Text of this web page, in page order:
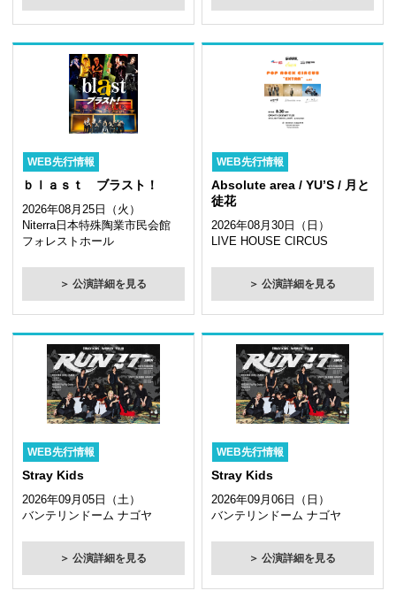
WEB先行情報
ｂｌａｓｔ ブラスト！
2026年08月25日（火）
Niterra日本特殊陶業市民会館
フォレストホール
＞ 公演詳細を見る
WEB先行情報
Absolute area / YU’S / 月と
徒花
2026年08月30日（日）
LIVE HOUSE CIRCUS
＞ 公演詳細を見る
WEB先行情報
Stray Kids
2026年09月05日（土）
バンテリンドーム ナゴヤ
＞ 公演詳細を見る
WEB先行情報
Stray Kids
2026年09月06日（日）
バンテリンドーム ナゴヤ
＞ 公演詳細を見る